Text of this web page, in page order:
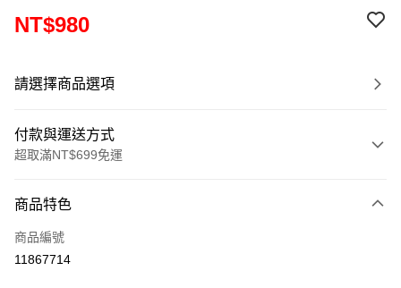
NT$980
請選擇商品選項
付款與運送方式
超取滿NT$699免運
信用卡一次付款
超商取貨付款
商品特色
商品編號
11867714